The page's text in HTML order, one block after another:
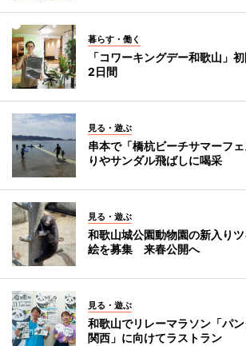
暮らす・働く
「コワーキングデー和歌山」
2日間
見る・遊ぶ
串本で「橋杭ビーチサマーフ
りやサンダル飛ばしに喝采
見る・遊ぶ
和歌山城公園動物園の新入り
絵を募集 来春公開へ
見る・遊ぶ
和歌山でリレーマラソン「パ
関西」に向けてラストラン